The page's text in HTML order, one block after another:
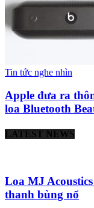
Tin tức nghe nhìn
Apple đưa ra
loa Bluetooth
LATEST NEWS
Loa MJ
thanh bùng nổ